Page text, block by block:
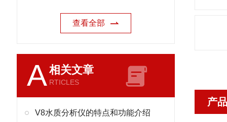
查看全部
A相关文章
RTICLES
V8水质分析仪的特点和功能介绍
产